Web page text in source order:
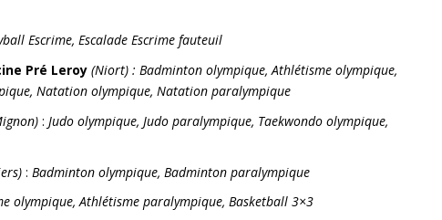
Escrime,Escalade Escrime fauteuil
Pré Leroy(Niort) :Badminton olympique, Athlétisme olympique,
Natation olympique, Natation paralympique
: Judo olympique, Judo paralympique, Taekwondo olympique,
: Badminton olympique, Badminton paralympique
olympique, Athlétisme paralympique,Basketball 3×3